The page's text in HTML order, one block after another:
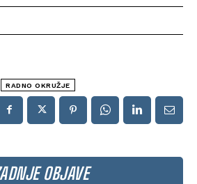
OBJAVE
RADNO OKRUŽJE